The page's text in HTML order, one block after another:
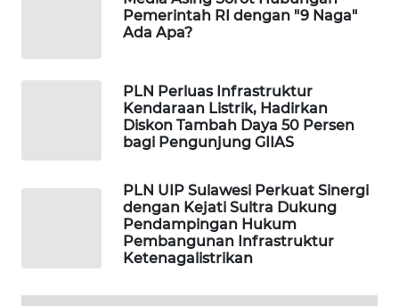
Pemerintah RI dengan "9 Naga"
Ada Apa?
PLN Perluas Infrastruktur
Kendaraan Listrik, Hadirkan
Diskon Tambah Daya 50 Persen
bagi Pengunjung GIIAS
PLN UIP Sulawesi Perkuat Sinergi
dengan Kejati Sultra Dukung
Pendampingan Hukum
Pembangunan Infrastruktur
Ketenagalistrikan
WALINKI
MARTABAT